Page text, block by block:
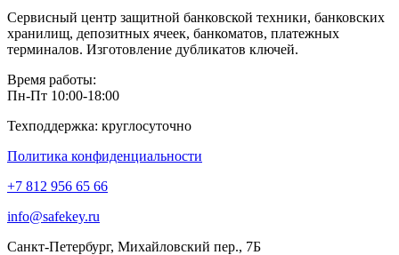
Сервисный центр защитной банковской техники, банковских
хранилищ, депозитных ячеек, банкоматов, платежных
терминалов. Изготовление дубликатов ключей.
Время работы:
Пн-Пт 10:00-18:00
Техподдержка: круглосуточно
Политика конфиденциальности
+7 812 956 65 66
info@safekey.ru
Санкт-Петербург, Михайловский пер., 7Б